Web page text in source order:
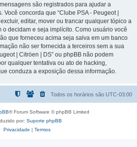
são registrados para ajudar a
concorda que “Clube PSA - Peugeot |
editar, mover ou trancar qualquer tópico a
decidam e seja implícito. Como usuário você
que forneceu acima seja salva em um banco
não ser fornecida a terceiros sem a sua
| Citröen | DS” ou phpBB não podem
qualquer tentativa ou ato de hacking,
conduza a exposição dessa informação.
Todos os horários são UTC-03:00
® Forum Software © phpBB Limited
por: Suporte phpBB
Privacidade | Termos